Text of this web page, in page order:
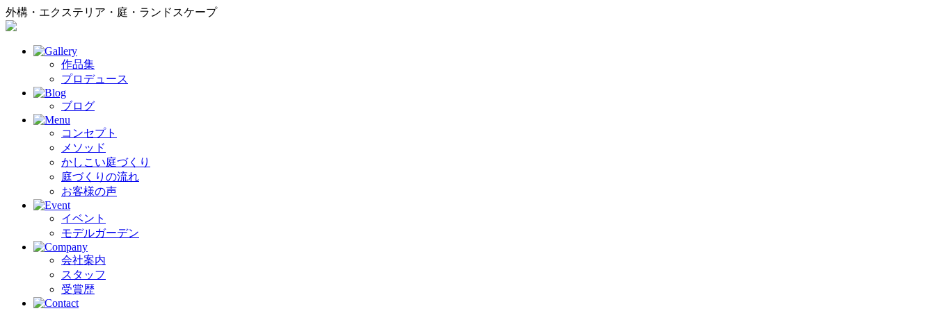
外構・エクステリア・庭・ランドスケープ
作品集
プロデュース
ブログ
コンセプト
メソッド
かしこい庭づくり
庭づくりの流れ
お客様の声
イベント
モデルガーデン
会社案内
スタッフ
受賞歴